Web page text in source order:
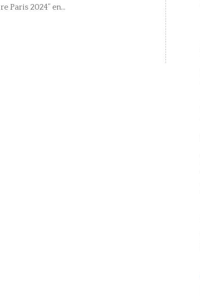
Paris 2024” en...